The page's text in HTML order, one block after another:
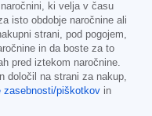
ki velja v času
isto obdobje naročnine ali
strani, pod pogojem,
in da boste za to
pred iztekom naročnine.
določil na strani za nakup,
zasebnosti/piškotkov in